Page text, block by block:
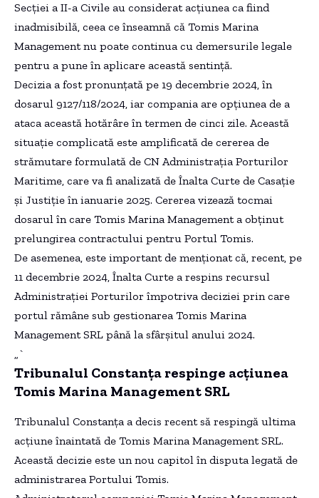
Secției a II-a Civile au considerat acțiunea ca fiind
inadmisibilă, ceea ce înseamnă că Tomis Marina
Management nu poate continua cu demersurile legale
pentru a pune în aplicare această sentință.
Decizia a fost pronunțată pe 19 decembrie 2024, în
dosarul 9127/118/2024, iar compania are opțiunea de a
ataca această hotărâre în termen de cinci zile. Această
situație complicată este amplificată de cererea de
strămutare formulată de CN Administrația Porturilor
Maritime, care va fi analizată de Înalta Curte de Casație
și Justiție în ianuarie 2025. Cererea vizează tocmai
dosarul în care Tomis Marina Management a obținut
prelungirea contractului pentru Portul Tomis.
De asemenea, este important de menționat că, recent, pe
11 decembrie 2024, Înalta Curte a respins recursul
Administrației Porturilor împotriva deciziei prin care
portul rămâne sub gestionarea Tomis Marina
Management SRL până la sfârșitul anului 2024.
„`
Tribunalul Constanța respinge acțiunea
Tomis Marina Management SRL
Tribunalul Constanța a decis recent să respingă ultima
acțiune înaintată de Tomis Marina Management SRL.
Această decizie este un nou capitol în disputa legată de
administrarea Portului Tomis.